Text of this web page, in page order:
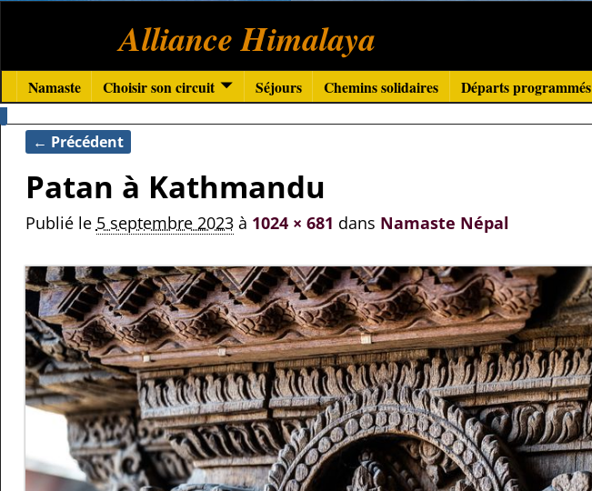
Alliance Himalaya
Namaste Choisir son circuit Séjours Chemins solidaires Départs programmés
Navigation des images
← Précédent
Patan à Kathmandu
Publié le 5 septembre 2023à 1024 × 681 dans Namaste Népal